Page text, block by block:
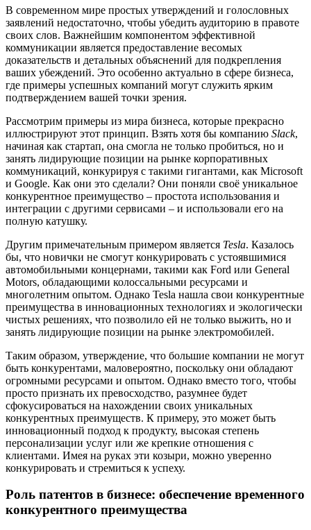
В современном мире простых утверждений и голословных
заявлений недостаточно, чтобы убедить аудиторию в правоте
своих слов. Важнейшим компонентом эффективной
коммуникации является предоставление весомых
доказательств и детальных объяснений для подкрепления
ваших убеждений. Это особенно актуально в сфере бизнеса,
где примеры успешных компаний могут служить ярким
подтверждением вашей точки зрения.
Рассмотрим примеры из мира бизнеса, которые прекрасно
иллюстрируют этот принцип. Взять хотя бы компанию Slack,
начиная как стартап, она смогла не только пробиться, но и
занять лидирующие позиции на рынке корпоративных
коммуникаций, конкурируя с такими гигантами, как Microsoft
и Google. Как они это сделали? Они поняли своё уникальное
конкурентное преимущество – простота использования и
интеграции с другими сервисами – и использовали его на
полную катушку.
Другим примечательным примером является Tesla. Казалось
бы, что новички не смогут конкурировать с устоявшимися
автомобильными концернами, такими как Ford или General
Motors, обладающими колоссальными ресурсами и
многолетним опытом. Однако Tesla нашла свои конкурентные
преимущества в инновационных технологиях и экологически
чистых решениях, что позволило ей не только выжить, но и
занять лидирующие позиции на рынке электромобилей.
Таким образом, утверждение, что большие компании не могут
быть конкурентами, маловероятно, поскольку они обладают
огромными ресурсами и опытом. Однако вместо того, чтобы
просто признать их превосходство, разумнее будет
сфокусироваться на нахождении своих уникальных
конкурентных преимуществ. К примеру, это может быть
инновационный подход к продукту, высокая степень
персонализации услуг или же крепкие отношения с
клиентами. Имея на руках эти козыри, можно уверенно
конкурировать и стремиться к успеху.
Роль патентов в бизнесе: обеспечение временного
конкурентного преимущества